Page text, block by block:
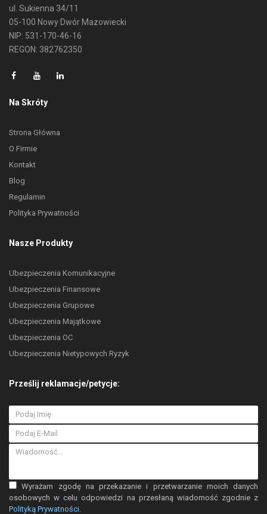
ul. Sukienna 34/11
05-100 Nowy Dwór Mazowiecki
NIP: 531-170-46-16
REGON: 382762350
Na Skróty
Strona Główna
O Firmie
Kontakt
Blog
Regulamin
Polityka Prywatności
Nasze Produkty
Ubezpieczenia Komunikacyjne
Ubezpieczenia Finansowe
Ubezpieczenia Grupowe
Ubezpieczenia Majątkowe
Ubezpieczenia OC
Ubezpieczenia Nietypowych Ryzyk
Prześlij reklamacje/petycje:
Wyrażam zgodę na przekazanie i przetwarzanie moich danych
osobowych w celu odpowiedzi na przesłaną wiadomość zgodnie z
Polityką Prywatności